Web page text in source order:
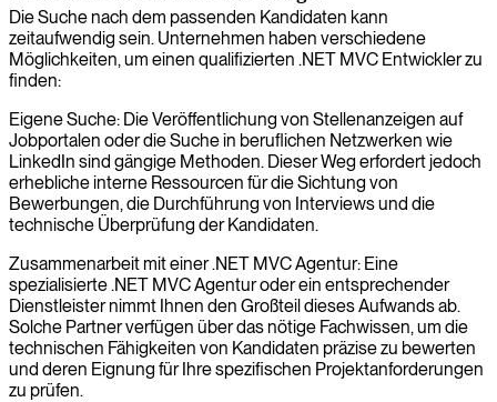
Die Suche nach dem passenden Kandidaten kann
zeitaufwendig sein. Unternehmen haben verschiedene
Möglichkeiten, um einen qualifizierten .NET MVC Entwickler zu
finden:
Eigene Suche: Die Veröffentlichung von Stellenanzeigen auf
Jobportalen oder die Suche in beruflichen Netzwerken wie
LinkedIn sind gängige Methoden. Dieser Weg erfordert jedoch
erhebliche interne Ressourcen für die Sichtung von
Bewerbungen, die Durchführung von Interviews und die
technische Überprüfung der Kandidaten.
Zusammenarbeit mit einer .NET MVC Agentur: Eine
spezialisierte .NET MVC Agentur oder ein entsprechender
Dienstleister nimmt Ihnen den Großteil dieses Aufwands ab.
Solche Partner verfügen über das nötige Fachwissen, um die
technischen Fähigkeiten von Kandidaten präzise zu bewerten
und deren Eignung für Ihre spezifischen Projektanforderungen
zu prüfen.